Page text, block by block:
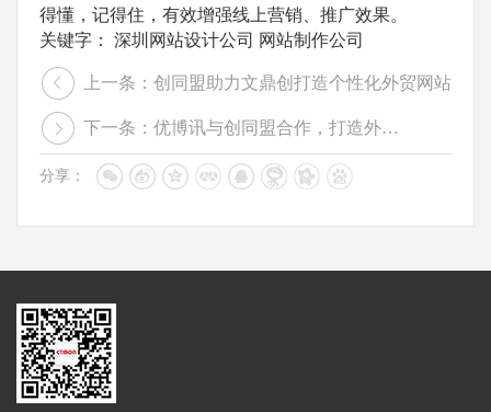
得懂，记得住，有效增强线上营销、推广效果。
关键字：
深圳网站设计公司 网站制作公司
上一条：创同盟助力文鼎创打造个性化外贸网站
下一条：优博讯与创同盟合作，打造外贸网站经典案例
分享：